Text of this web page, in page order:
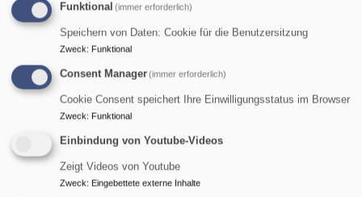
Funktional (immer erforderlich)
Speichern von Daten: Cookie für die Benutzersitzung
Zweck: Funktional
Consent Manager(immer erforderlich)
Cookie Consent speichert Ihre Einwilligungsstatus im Browser
Zweck: Funktional
Einbindung von Youtube-Videos
Zeigt Videos von Youtube
Zweck: Eingebettete externe Inhalte